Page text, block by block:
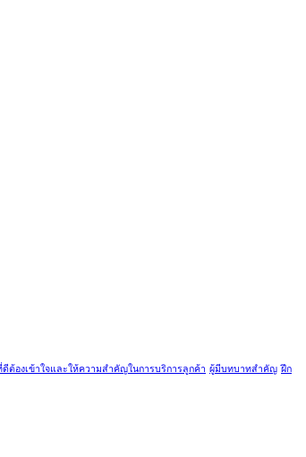
ดีต้องเข้าใจและให้ความสำคัญในการบริการลูกค้า ผู้มีบทบาทสำคัญ ฝึก